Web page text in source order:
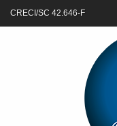
CRECI/SC 42.646-F